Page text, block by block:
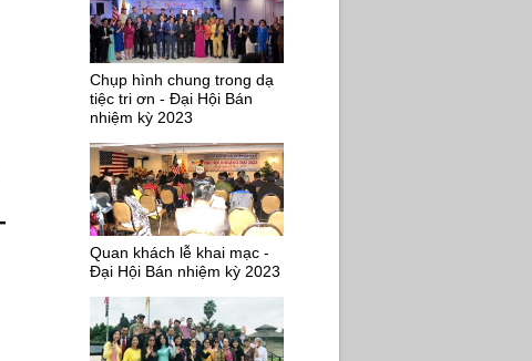
Chụp hình chung trong dạ
tiệc tri ơn - Đại Hội Bán
nhiệm kỳ 2023
Quan khách lễ khai mạc -
Đại Hội Bán nhiệm kỳ 2023